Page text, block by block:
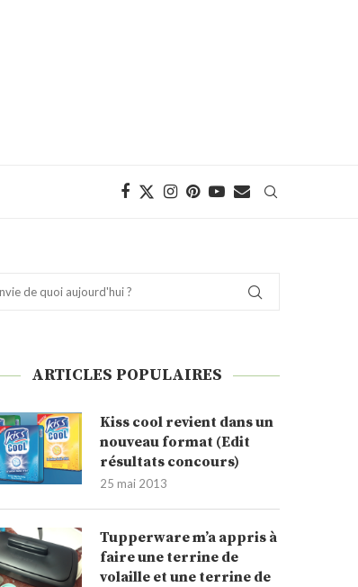
ARTICLES POPULAIRES
Kiss cool revient dans un
nouveau format (Edit
résultats concours)
25 mai 2013
Tupperware m’a appris à
faire une terrine de
volaille et une terrine de